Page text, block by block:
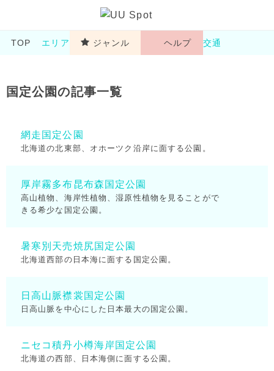
TOP エリア ジャンル ヘルプ 交通
国定公園の記事一覧
網走国定公園
北海道の北東部、オホーツク沿岸に面する公園。
厚岸霧多布昆布森国定公園
高山植物、海岸性植物、湿原性植物を見ることがで
きる希少な国定公園。
暑寒別天売焼尻国定公園
北海道西部の日本海に面する国定公園。
日高山脈襟裳国定公園
日高山脈を中心にした日本最大の国定公園。
ニセコ積丹小樽海岸国定公園
北海道の西部、日本海側に面する公園。